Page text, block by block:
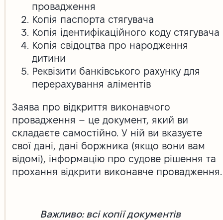
провадження
Копія паспорта стягувача
Копія ідентифікаційного коду стягувача
Копія свідоцтва про народження
дитини
Реквізити банківського рахунку для
перерахування аліментів
Заява про відкриття виконавчого
провадження – це документ, який ви
складаєте самостійно. У ній ви вказуєте
свої дані, дані боржника (якщо вони вам
відомі), інформацію про судове рішення та
прохання відкрити виконавче провадження.
Важливо: всі копії документів